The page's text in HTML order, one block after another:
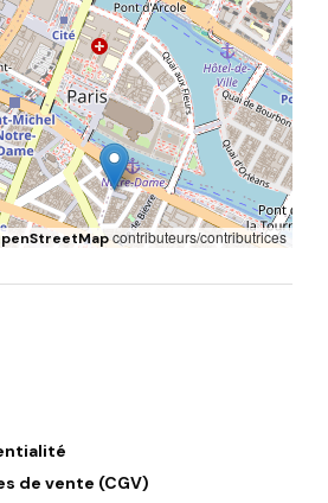
contributeurs/contributrices
de vente (CGV)